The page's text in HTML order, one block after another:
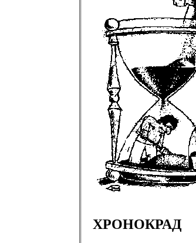
ХРОНОКРАД